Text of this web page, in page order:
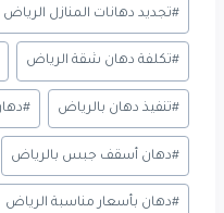
#تجديد دهانات المنازل الرياض
#تكلفة دهان شقة الرياض
#تنفيذ دهان بالرياض #
#دهان أسقف جبس بالرياض
#دهان بأسعار مناسبة الرياض